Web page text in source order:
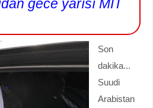
gece yarısı MİT
Son
dakika...
Suudi
Arabistan